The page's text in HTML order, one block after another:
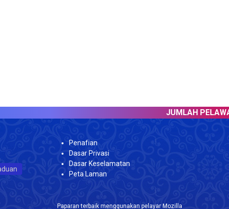
JUMLAH PELAWAT :
Penafian
Dasar Privasi
Dasar Keselamatan
Peta Laman
Paparan terbaik menggunakan pelayar Mozilla